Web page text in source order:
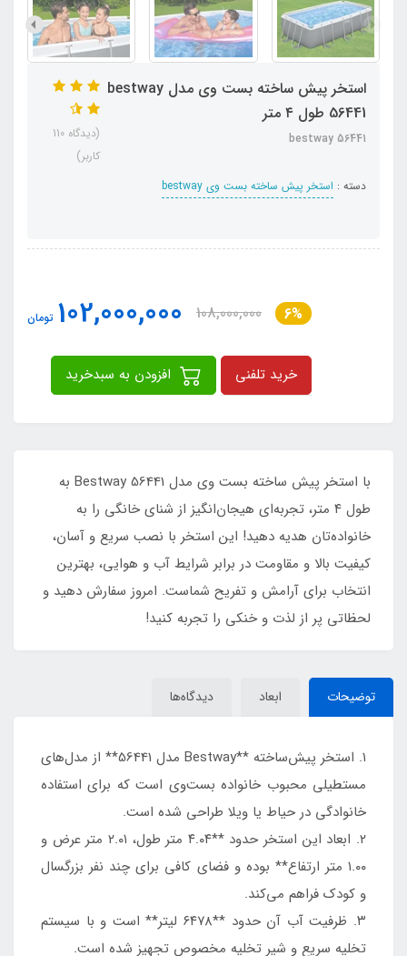
استخر پیش ساخته بست وی مدل bestway
56441 طول ۴ متر
bestway 56441
دسته : استخر پیش ساخته بست وی bestway
(دیدگاه 110
کاربر)
6%
108,000,000
102,000,000 تومان
خرید تلفنی
با استخر پیش ساخته بست وی مدل Bestway 56441 به
طول ۴ متر، تجربه‌ای هیجان‌انگیز از شنای خانگی را به
خانواده‌تان هدیه دهید! این استخر با نصب سریع و آسان،
کیفیت بالا و مقاومت در برابر شرایط آب و هوایی، بهترین
انتخاب برای آرامش و تفریح شماست. امروز سفارش دهید و
لحظاتی پر از لذت و خنکی را تجربه کنید!
توضیحات ابعاد دیدگاه‌ها
۱. استخر پیش‌ساخته **Bestway مدل 56441** از مدل‌های
مستطیلی محبوب خانواده بست‌وی است که برای استفاده
خانوادگی در حیاط یا ویلا طراحی شده است.
۲. ابعاد این استخر حدود **۴.۰۴ متر طول، ۲.۰۱ متر عرض و
۱.۰۰ متر ارتفاع** بوده و فضای کافی برای چند نفر بزرگسال
و کودک فراهم می‌کند.
۳. ظرفیت آب آن حدود **۶۴۷8 لیتر** است و با سیستم
تخلیه سریع و شیر تخلیه مخصوص تجهیز شده است.